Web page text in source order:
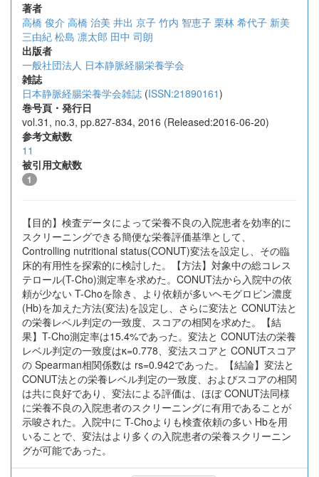
著者
高橋 俊介 高橋 治美 井出 京子 竹内 智恵子 栗林 希代子 新美
三由紀 松島 凛太郎 田中 司朗
出版者
一般社団法人 日本静脈経腸栄養学会
雑誌
日本静脈経腸栄養学会雑誌 (ISSN:21890161)
巻号頁・発行日
vol.31, no.3, pp.827-834, 2016 (Released:2016-06-20)
参考文献数
11
被引用文献数
1
【目的】検査データによって栄養不良の入院患者を効率的に
スクリーニングできる簡便な栄養評価基準として、
Controlling nutritional status(CONUT)変法を設定し、その臨
床的有用性を探索的に検討した。【方法】対象中の総コレス
テロール(T-Cho)測定率を求めた。CONUT法から入院中の依
頼が少ない T-Choを除き、より依頼が多いヘモグロビン濃度
(Hb)を加えた方法(変法)を設定し、さらに変法と CONUT法と
の栄養レベル判定の一致度、スコアの相関を求めた。【結
果】T-Cho測定率は15.4%であった。変法と CONUT法の栄養
レベル判定の一致度はκ=0.778、変法スコアと CONUTスコア
の Spearman相関係数は rs=0.942であった。【結論】変法と
CONUT法との栄養レベル判定の一致度、およびスコアの相関
は共に良好であり、変法による評価は、ほぼ CONUT法同様
に栄養不良の入院患者のスクリーニングに有用であることが
示唆された。入院中に T-Choよりも検査依頼の多い Hbを用
いることで、変法はより多くの入院患者の栄養スクリーニン
グが可能であった。